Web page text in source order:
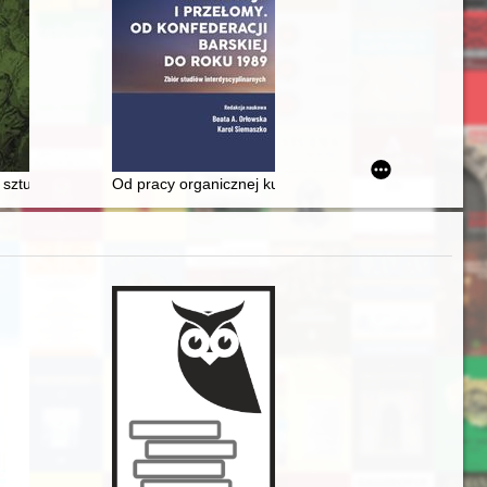
historia, polityka
fajerwerkowej w podręcznikach XVIII stulecia
Od pracy organicznej ku wolnej Polsce : zbiorowe